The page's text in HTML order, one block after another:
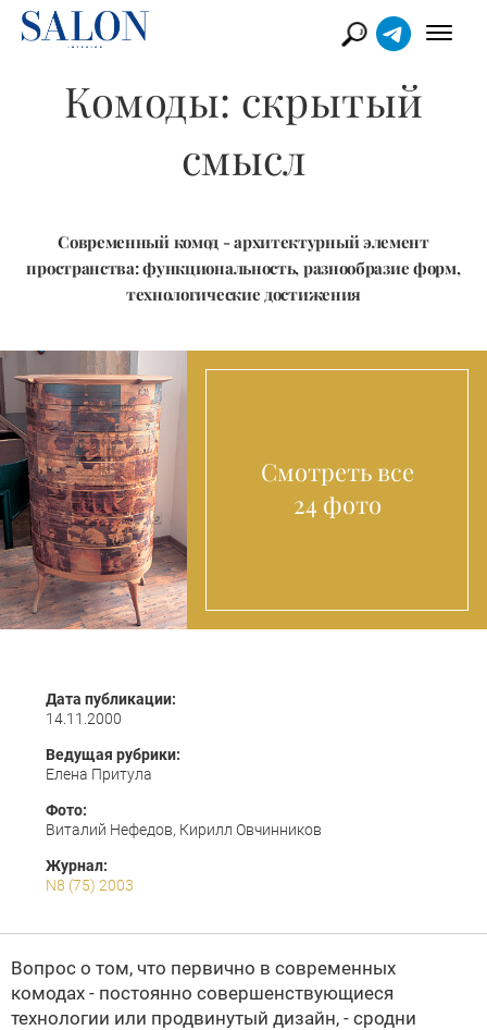
Комоды: скрытый
смысл
Современный комод - архитектурный элемент
пространства: функциональность, разнообразие форм,
технологические достижения
Смотреть все
24 фото
Дата публикации:
14.11.2000
Ведущая рубрики:
Елена Притула
Фото:
Виталий Нефедов, Кирилл Овчинников
Журнал:
N8 (75) 2003
Вопрос о том, что первично в современных
комодах - постоянно совершенствующиеся
технологии или продвинутый дизайн, - сродни